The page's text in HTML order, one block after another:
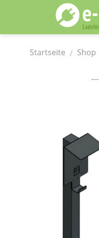
Startseite / Shop